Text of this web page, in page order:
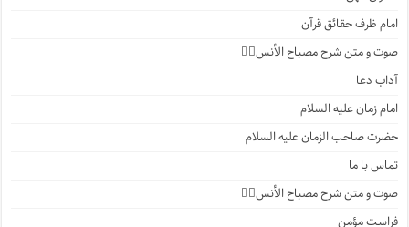
امام ظرف حقائق قرآن
صوت و متن شرح مصباح الأنس۲️⃣
آداب دعا
امام زمان علیه السلام
حضرت صاحب الزمان علیه السلام
تماس با ما
صوت و متن شرح مصباح الأنس۱️⃣
فراست مؤمن